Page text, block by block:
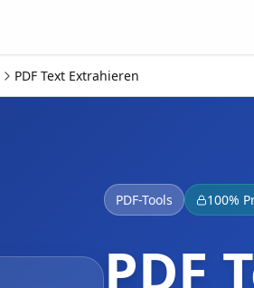
PDF Text Extrahieren
PDF-Tools 100%
PDF